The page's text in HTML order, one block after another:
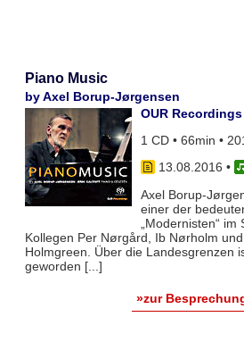
Piano Music
by Axel Borup-Jørgensen
OUR Recordings
1 CD • 66min •
13.08.2016 •
Axel Borup-
einer der
„Modernisten“
Kollegen Per Nørgård, Ib Nørholm
Holmgreen. Über die Landesgrenzen
geworden [...]
»zur